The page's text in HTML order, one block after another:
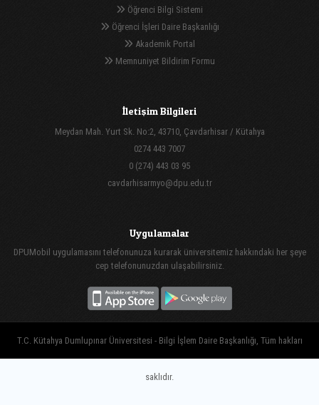
Öğrenci Bilgi Sistemi
Öğrenci İşleri Daire Başkanlığı
Akademik Portal
Memnuniyet Bildirim Formu
İletişim Bilgileri
Meydan Mah. Yurt Sk. No:2, 43710, Çavdarhisar / Kütahya
0274 443 7007
0 (274) 443 03 95
cavdarhisarmyo@dpu.edu.tr
Uygulamalar
DPUMobil uygulamasını telefonunuza kurarak üniversitemiz hakkındaki her şeye
cep telefonunuzdan ulaşabilirsiniz.
T.C. Kütahya Dumlupınar Üniversitesi - Bilgi İşlem Daire Başkanlığı, Tüm hakları
saklıdır.